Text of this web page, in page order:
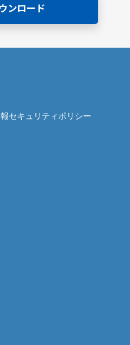
ンロード
セキュリティポリシー